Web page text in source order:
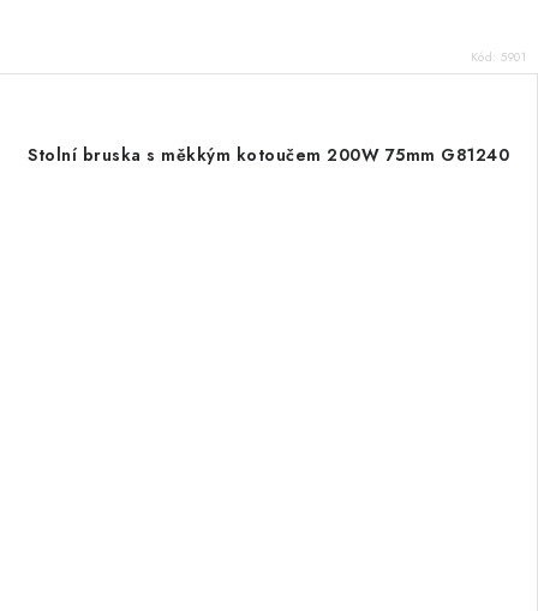
Kód: 5901
Stolní bruska s měkkým kotoučem 200W 75mm G81240